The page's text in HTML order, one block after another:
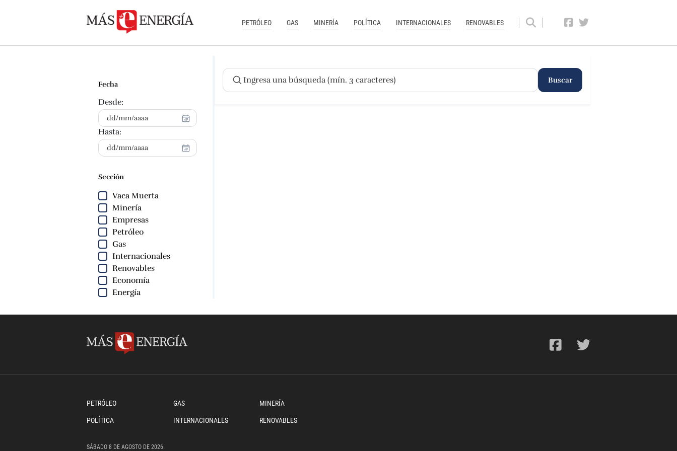
PETRÓLEO GAS MINERÍA POLÍTICA INTERNACIONALES RENOVABLES
Fecha
Desde:
Hasta:
Sección
Vaca Muerta
Minería
Empresas
Petróleo
Gas
Internacionales
Renovables
Economía
Energía
Buscar
PETRÓLEO GAS MINERÍA
POLÍTICA INTERNACIONALES RENOVABLES
SÁBADO 8 DE AGOSTO DE 2026